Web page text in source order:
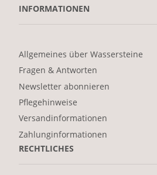
INFORMATIONEN
Allgemeines über Wassersteine
Fragen & Antworten
Newsletter abonnieren
Pflegehinweise
Versandinformationen
Zahlunginformationen
RECHTLICHES